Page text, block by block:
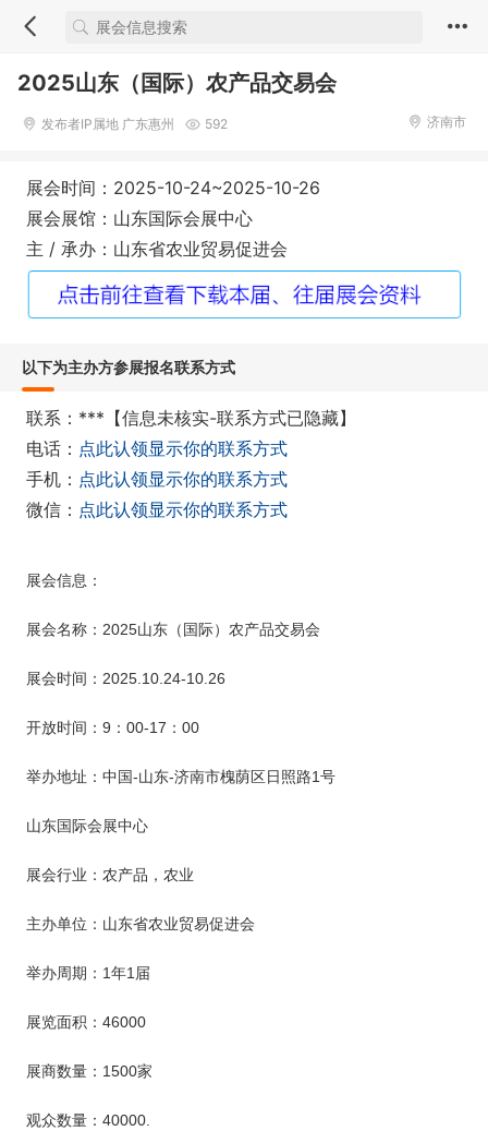
2025山东（国际）农产品交易会
发布者IP属地 广东惠州 592 济南市
展会时间：2025-10-24~2025-10-26
展会展馆：山东国际会展中心
主 / 承办：山东省农业贸易促进会
以下为主办方参展报名联系方式
联系：***【信息未核实-联系方式已隐藏】
电话： 点此认领显示你的联系方式
手机： 点此认领显示你的联系方式
微信： 点此认领显示你的联系方式
展会信息：
展会名称： 2025山东（国际）农产品交易会
展会时间： 2025.10.24-10.26
开放时间： 9：00-17：00
举办地址：中国-山东-济南市槐荫区日照路1号
山东国际会展中心
展会行业：农产品，农业
主办单位：山东省农业贸易促进会
举办周期： 1年1届
展览面积： 46000
展商数量： 1500家
观众数量： 40000